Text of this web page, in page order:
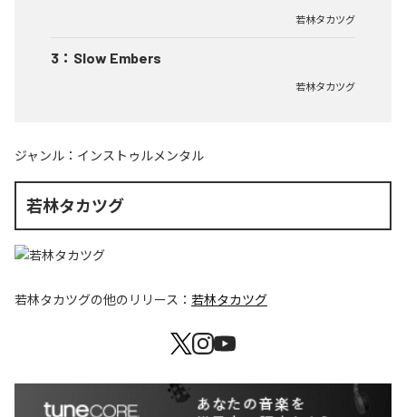
若林タカツグ
3 ： Slow Embers
若林タカツグ
ジャンル： インストゥルメンタル
若林タカツグ
若林タカツグの他のリリース： 若林タカツグ